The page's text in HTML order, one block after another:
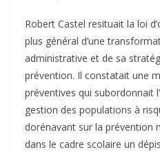
Robert Castel resituait la loi
plus général d’une
administrative et de sa
prévention. Il constatait une
préventives qui subordonnait
gestion des populations à
dorénavant sur la prévention
dans le cadre scolaire un